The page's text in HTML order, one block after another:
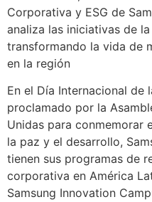
Corporativa y ESG de
analiza las iniciativas de
transformando la vida de
en la región
En el Día Internacional de
proclamado por la
Unidas para conmemorar
la paz y el desarrollo,
tienen sus programas de
corporativa en América
Samsung Innovation